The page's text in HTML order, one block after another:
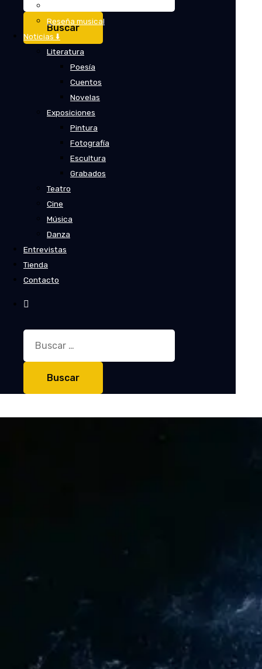
Reseña musical
Noticias ⬇️
Literatura
Poesía
Cuentos
Novelas
Exposiciones
Pintura
Fotografía
Escultura
Grabados
Teatro
Cine
Música
Danza
Entrevistas
Tienda
Contacto
Buscar: